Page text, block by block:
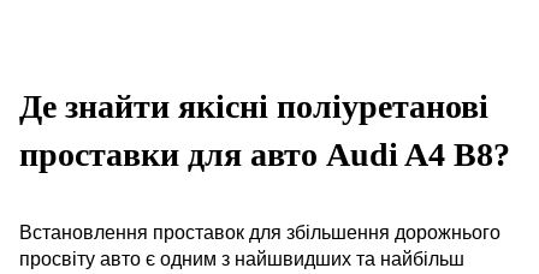
Де знайти якісні поліуретанові
проставки для авто Audi A4 B8?
Встановлення проставок для збільшення дорожнього
просвіту авто є одним з найшвидших та найбільш